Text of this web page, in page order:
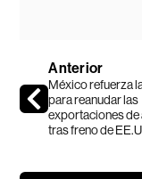
Anterior
México refuerza
para reanudar las
exportaciones de
tras freno de